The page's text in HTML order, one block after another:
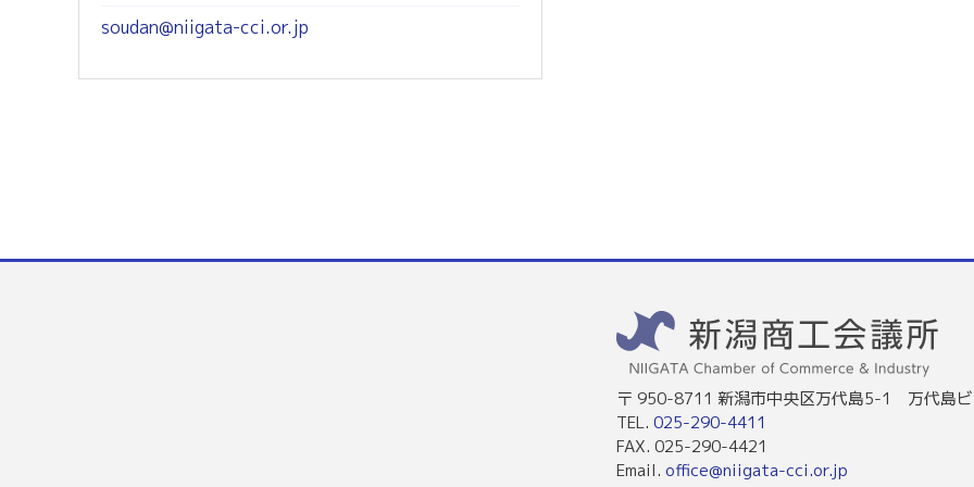
soudan@niigata-cci.or.jp
〒 950-8711 新潟市中央区万代島5-1 万代島
TEL. 025-290-4411
FAX. 025-290-4421
Email. office@niigata-cci.or.jp